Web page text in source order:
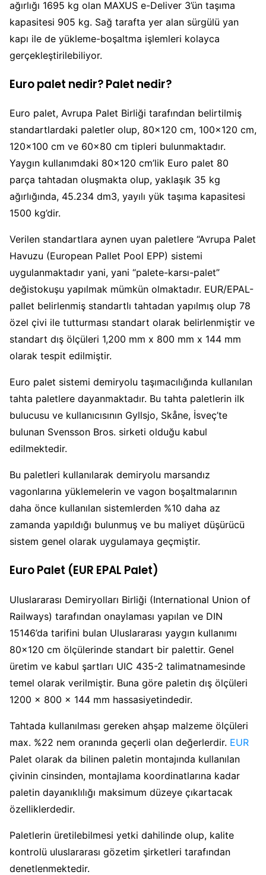
ağırlığı 1695 kg olan MAXUS e-Deliver 3’ün taşıma
kapasitesi 905 kg. Sağ tarafta yer alan sürgülü yan
kapı ile de yükleme-boşaltma işlemleri kolayca
gerçekleştirilebiliyor.
Euro palet nedir? Palet nedir?
Euro palet, Avrupa Palet Birliği tarafından belirtilmiş
standartlardaki paletler olup, 80×120 cm, 100×120 cm,
120×100 cm ve 60×80 cm tipleri bulunmaktadır.
Yaygın kullanımdaki 80×120 cm’lik Euro palet 80
parça tahtadan oluşmakta olup, yaklaşık 35 kg
ağırlığında, 45.234 dm3, yayılı yük taşıma kapasitesi
1500 kg’dir.
Verilen standartlara aynen uyan paletlere “Avrupa Palet
Havuzu (European Pallet Pool EPP) sistemi
uygulanmaktadır yani, yani “palete-karsı-palet”
değistokuşu yapılmak mümkün olmaktadır. EUR/EPAL-
pallet belirlenmiş standartlı tahtadan yapılmış olup 78
özel çivi ile tutturması standart olarak belirlenmiştir ve
standart dış ölçüleri 1,200 mm x 800 mm x 144 mm
olarak tespit edilmiştir.
Euro palet sistemi demiryolu taşımacılığında kullanılan
tahta paletlere dayanmaktadır. Bu tahta paletlerin ilk
bulucusu ve kullanıcısının Gyllsjo, Skåne, İsveç’te
bulunan Svensson Bros. sirketi olduğu kabul
edilmektedir.
Bu paletleri kullanılarak demiryolu marsandız
vagonlarına yüklemelerin ve vagon boşaltmalarının
daha önce kullanılan sistemlerden %10 daha az
zamanda yapıldığı bulunmuş ve bu maliyet düşürücü
sistem genel olarak uygulamaya geçmiştir.
Euro Palet (EUR EPAL Palet)
Uluslararası Demiryolları Birliği (International Union of
Railways) tarafından onaylaması yapılan ve DIN
15146’da tarifini bulan Uluslararası yaygın kullanımı
80×120 cm ölçülerinde standart bir palettir. Genel
üretim ve kabul şartları UIC 435-2 talimatnamesinde
temel olarak verilmiştir. Buna göre paletin dış ölçüleri
1200 × 800 × 144 mm hassasiyetindedir.
Tahtada kullanılması gereken ahşap malzeme ölçüleri
max. %22 nem oranında geçerli olan değerlerdir. EUR
Palet olarak da bilinen paletin montajında kullanılan
çivinin cinsinden, montajlama koordinatlarına kadar
paletin dayanıklılığı maksimum düzeye çıkartacak
özelliklerdedir.
Paletlerin üretilebilmesi yetki dahilinde olup, kalite
kontrolü uluslararası gözetim şirketleri tarafından
denetlenmektedir.